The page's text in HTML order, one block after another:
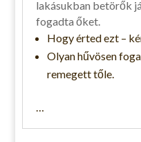
lakásukban betörők
fogadta őket.
Hogy érted ezt –
Olyan hűvösen
remegett tőle.
…